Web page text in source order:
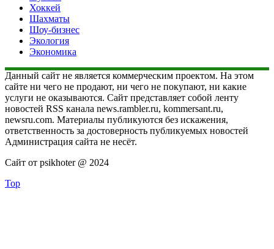
Хоккей
Шахматы
Шоу-бизнес
Экология
Экономика
Данный сайт не является коммерческим проектом. На этом
сайте ни чего не продают, ни чего не покупают, ни какие
услуги не оказываются. Сайт представляет собой ленту
новостей RSS канала news.rambler.ru, kommersant.ru,
newsru.com. Материалы публикуются без искажения,
ответственность за достоверность публикуемых новостей
Администрация сайта не несёт.
Сайт от psikhoter @ 2024
Top